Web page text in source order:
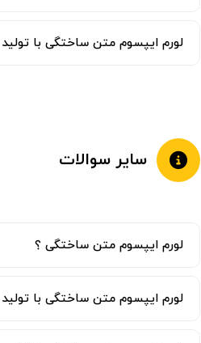
لورم ایپسوم متن ساختگی با
سایر سوالات
لورم ایپسوم متن ساختگی ؟
لورم ایپسوم متن ساختگی با